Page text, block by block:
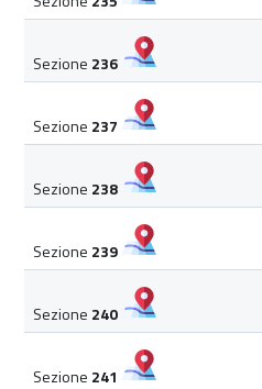
Sezione 236
Sezione 237
Sezione 238
Sezione 239
Sezione 240
Sezione 241